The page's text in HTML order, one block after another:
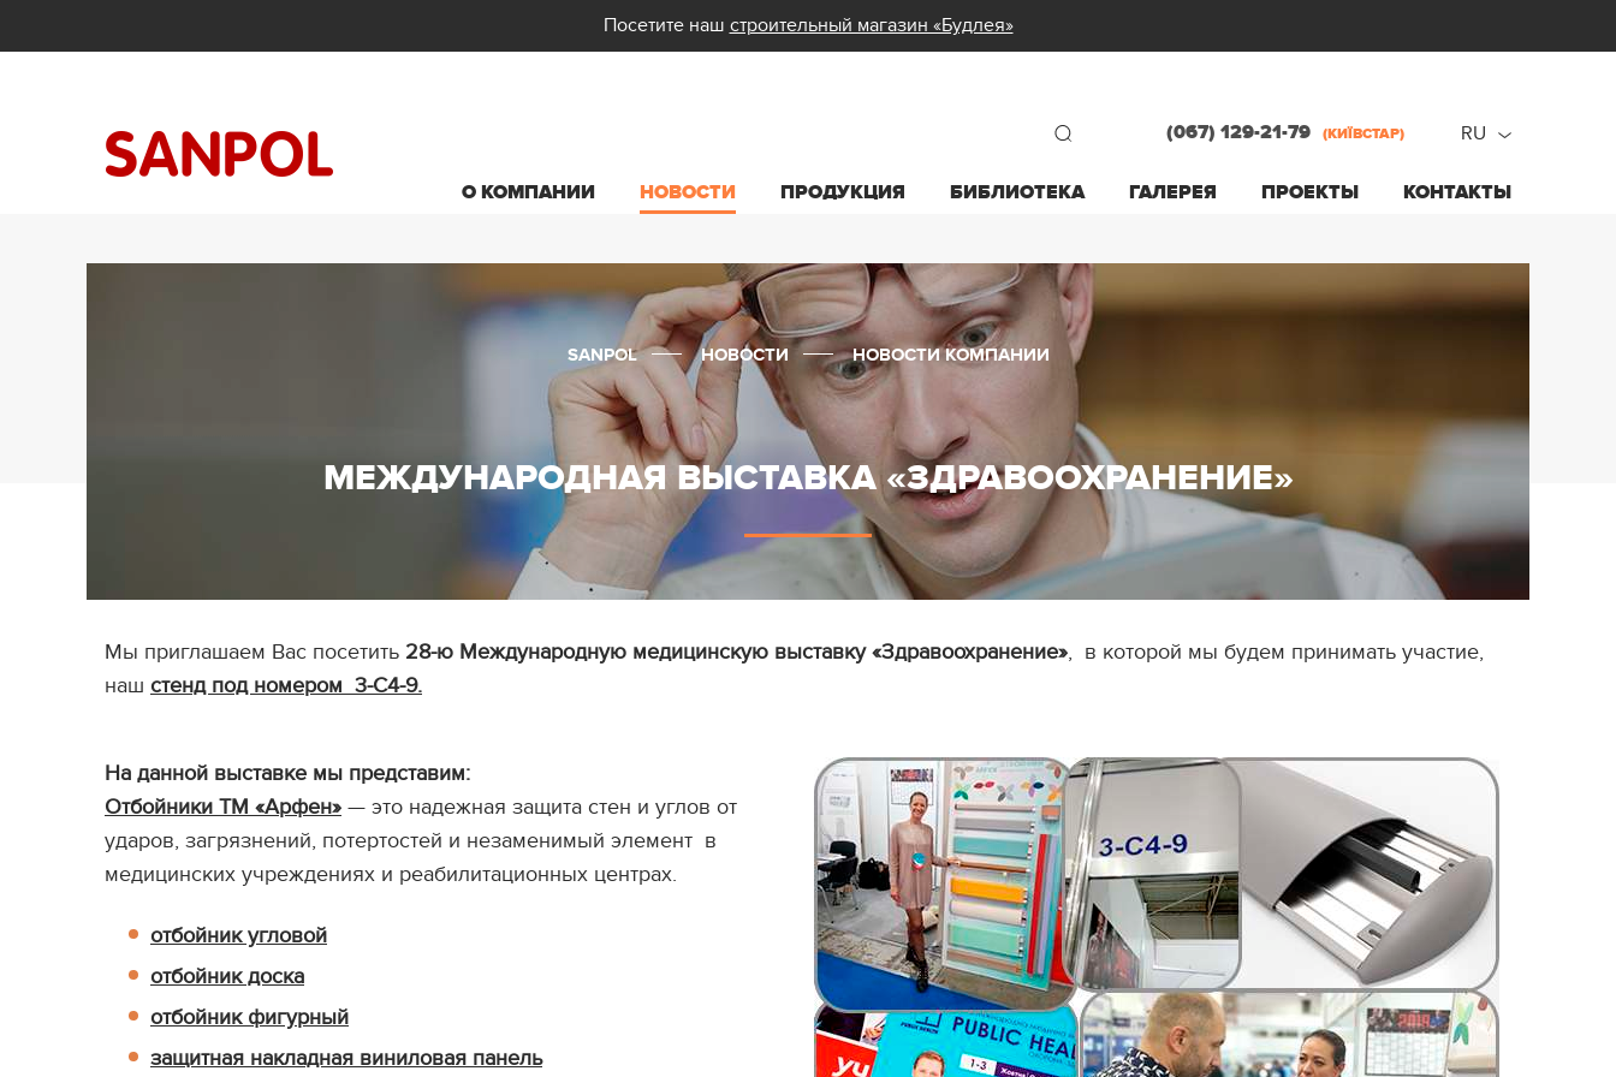
Посетите наш строительный магазин «Будлея»
О КОМПАНИИ НОВОСТИ ПРОДУКЦИЯ БИБЛИОТЕКА ГАЛЕРЕЯ ПРОЕКТЫ КОНТАКТЫ
(067) 129-21-79 (КИЇВСТАР)
RU
ua
МЕЖДУНАРОДНАЯ ВЫСТАВКА «ЗДРАВООХРАНЕНИЕ»
SANPOL НОВОСТИ НОВОСТИ КОМПАНИИ
Мы приглашаем Вас посетить 28-ю Международную медицинскую выставку «Здравоохранение», в которой мы будем принимать участие,
наш стенд под номером 3-С4-9.
На данной выставке мы представим:
Отбойники ТМ «Арфен» — это надежная защита стен и углов от
ударов, загрязнений, потертостей и незаменимый элемент в
медицинских учреждениях и реабилитационных центрах.
отбойник угловой
отбойник доска
отбойник фигурный
защитная накладная виниловая панель